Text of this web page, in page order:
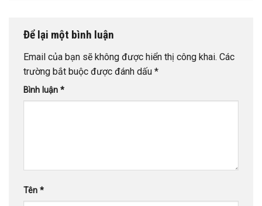
Để lại một bình luận
Email của bạn sẽ không được hiển thị công khai. Các
trường bắt buộc được đánh dấu *
Bình luận *
Tên *